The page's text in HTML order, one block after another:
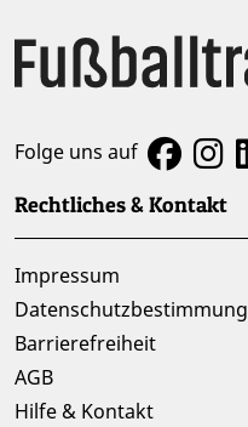
Folge uns auf
Rechtliches & Kontakt
Impressum
Datenschutzbestimmung
Barrierefreiheit
AGB
Hilfe & Kontakt